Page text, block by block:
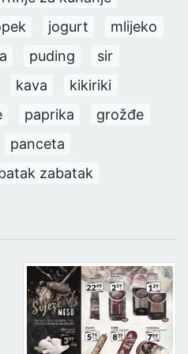
jogurt
mlijeko
puding
sir
kava
kikiriki
paprika
grožđe
panceta
zabatak